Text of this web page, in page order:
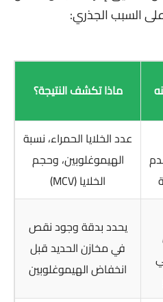
السبب الجذري:
ماذا تكشف النتيجة؟
عدد الخلايا الحمراء، نسبة
الهيموغلوبين، وحجم
الخلايا (MCV)
يحدد بدقة وجود نقص
في مخازن الحديد قبل
انخفاض الهيموغلوبين